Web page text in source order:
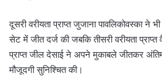
दूसरी वरीयता प्राप्त जुजाना पावलिकोवस्का ने
सेट में जीत दर्ज की जबकि तीसरी वरीयता प्राप्त
प्राप्त जील देसाई ने अपने मुकाबले जीतकर
मौजूदगी सुनिश्चित की।